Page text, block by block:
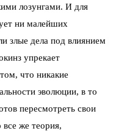
лозунгами. И для
ни малейших
злые дела под влиянием
упрекает
что никакие
эволюции, в то
пересмотреть свои
же теория,